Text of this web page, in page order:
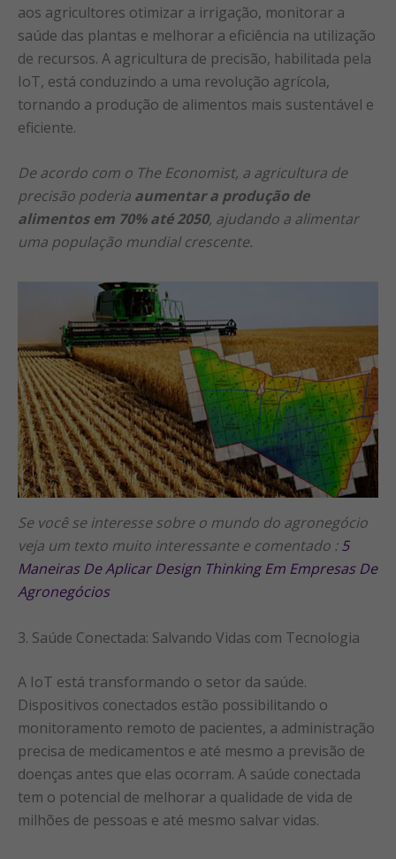
aos agricultores otimizar a irrigação, monitorar a
saúde das plantas e melhorar a eficiência na utilização
de recursos. A agricultura de precisão, habilitada pela
IoT, está conduzindo a uma revolução agrícola,
tornando a produção de alimentos mais sustentável e
eficiente.
De acordo com o The Economist, a agricultura de
precisão poderia aumentar a produção de
alimentos em 70% até 2050, ajudando a alimentar
uma população mundial crescente.
Se você se interesse sobre o mundo do agronegócio
veja um texto muito interessante e comentado :5
Maneiras De Aplicar Design Thinking Em Empresas De
Agronegócios
3. Saúde Conectada: Salvando Vidas com Tecnologia
A IoT está transformando o setor da saúde.
Dispositivos conectados estão possibilitando o
monitoramento remoto de pacientes, a administração
precisa de medicamentos e até mesmo a previsão de
doenças antes que elas ocorram. A saúde conectada
tem o potencial de melhorar a qualidade de vida de
milhões de pessoas e até mesmo salvar vidas.